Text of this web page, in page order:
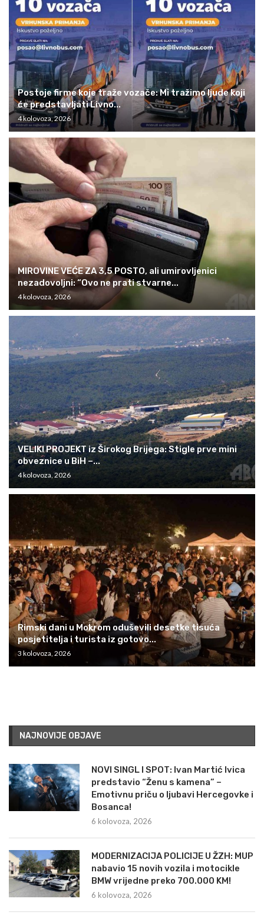
Postoje firme koje traže vozače: Mi tražimo ljude koji
će predstavljati Livno...
4 kolovoza, 2026
MIROVINE VEĆE ZA 3,5 POSTO, ali umirovljenici
nezadovoljni: “Ovo ne prati stvarne...
4 kolovoza, 2026
VELIKI PROJEKT iz Širokog Brijega: Stigle prve mini
obveznice u BiH –...
4 kolovoza, 2026
Rimski dani u Mokrom oduševili desetke tisuća
posjetitelja i turista iz gotovo...
3 kolovoza, 2026
NAJNOVIJE OBJAVE
NOVI SINGL I SPOT: Ivan Martić Ivica
predstavio “Ženu s kamena” –
Emotivnu priču o ljubavi Hercegovke i
Bosanca!
6 kolovoza, 2026
MODERNIZACIJA POLICIJE U ŽZH: MUP
nabavio 15 novih vozila i motocikle
BMW vrijedne preko 700.000 KM!
6 kolovoza, 2026